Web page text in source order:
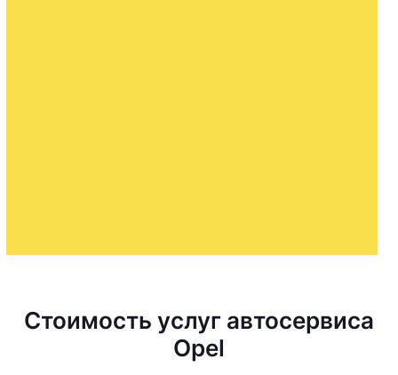
Стоимость услуг автосервиса
Opel